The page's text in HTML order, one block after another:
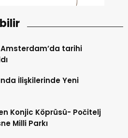
tarihi
İlişkilerinde Yeni
Konjic Köprüsü- Počitelj
Milli Parkı